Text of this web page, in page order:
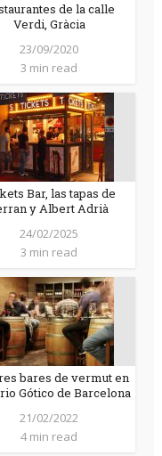
de la calle
Verdi, Gràcia
23/09/2020
3 min read
Bar, las tapas de
y Albert Adrià
24/02/2025
3 min read
bares de vermut en
Gótico de Barcelona
21/02/2022
4 min read